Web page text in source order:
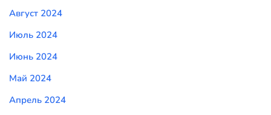
Август 2024
Июль 2024
Июнь 2024
Май 2024
Апрель 2024